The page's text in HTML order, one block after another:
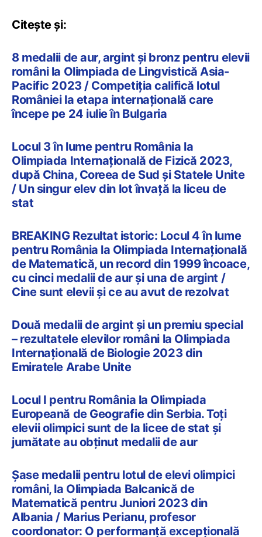
Citește și:
8 medalii de aur, argint și bronz pentru elevii
români la Olimpiada de Lingvistică Asia-
Pacific 2023 / Competiția califică lotul
României la etapa internațională care
începe pe 24 iulie în Bulgaria
Locul 3 în lume pentru România la
Olimpiada Internațională de Fizică 2023,
după China, Coreea de Sud și Statele Unite
/ Un singur elev din lot învață la liceu de
stat
BREAKING Rezultat istoric: Locul 4 în lume
pentru România la Olimpiada Internațională
de Matematică, un record din 1999 încoace,
cu cinci medalii de aur și una de argint /
Cine sunt elevii și ce au avut de rezolvat
Două medalii de argint și un premiu special
– rezultatele elevilor români la Olimpiada
Internațională de Biologie 2023 din
Emiratele Arabe Unite
Locul I pentru România la Olimpiada
Europeană de Geografie din Serbia. Toți
elevii olimpici sunt de la licee de stat și
jumătate au obținut medalii de aur
Șase medalii pentru lotul de elevi olimpici
români, la Olimpiada Balcanică de
Matematică pentru Juniori 2023 din
Albania / Marius Perianu, profesor
coordonator: O performanță excepțională